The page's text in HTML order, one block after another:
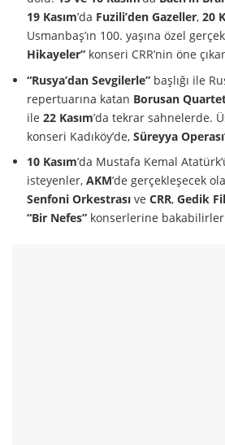
19 Kasım’da Fuzili’den Gazeller,20
Usmanbaş’ın 100. yaşına özel
Hikayeler” konseri CRR’nin öne
“Rusya’dan Sevgilerle” başlığı ile
repertuarına katan Borusan
ile22 Kasım’da tekrar sahnelerde.
konseri Kadıköy’de,Süreyya Operası
10 Kasım’da Mustafa Kemal
isteyenler,AKM’de gerçekleşecek
Senfoni Orkestrası veCRR,Gedik
“Bir Nefes” konserlerine